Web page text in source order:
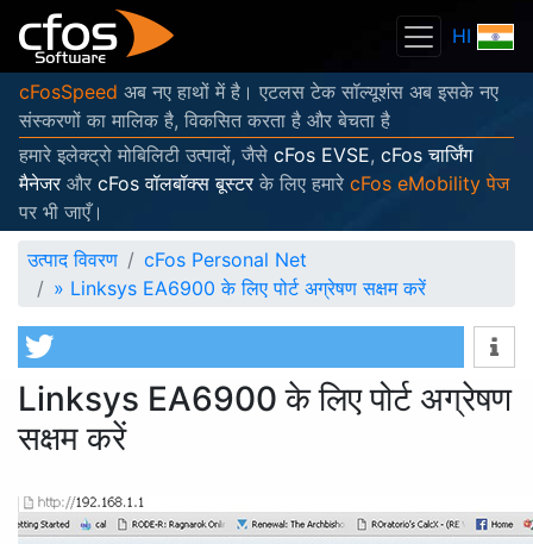
HI
cFosSpeed अब नए हाथों में है। एटलस टेक सॉल्यूशंस अब इसके नए
संस्करणों का मालिक है, विकसित करता है और बेचता है
हमारे इलेक्ट्रो मोबिलिटी उत्पादों, जैसे cFos EVSE, cFos चार्जिंग
मैनेजरऔर cFos वॉलबॉक्स बूस्टरके लिए हमारे cFos eMobility पेज
पर भी जाएँ।
उत्पाद विवरण
cFos Personal Net
» Linksys EA6900 के लिए पोर्ट अग्रेषण सक्षम करें
Linksys EA6900 के लिए पोर्ट अग्रेषण
सक्षम करें